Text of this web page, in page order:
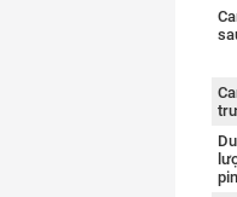
pin